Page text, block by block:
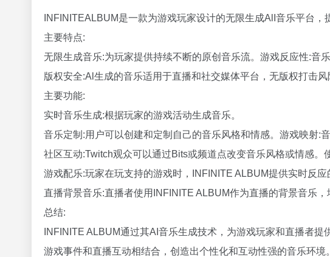
INFINITEALBUM是一款为游戏玩家设计的无限生成AlI音乐平台，
主要特点:
无限生成音乐:为玩家提供持续不断的原创音乐流。游戏反应性:音
版权安全:Al生成的音乐适用于直播和社交媒体平台，无版权打击
主要功能:
实时音乐生成:根据玩家的游戏活动生成音乐。
音乐定制:用户可以创建和定制自己的音乐风格和情感。游戏映射:
社区互动:Twitch观众可以通过Bits或频道点改变音乐风格或情感。
游戏配乐:玩家在玩支持的游戏时，INFINITE ALBUM提供实时反应
直播背景音乐:直播者使用INFINITE ALBUM作为直播的背景音乐
总结:
INFINITE ALBUM通过其AI音乐生成技术，为游戏玩家和直播者
游戏事件和直播互动相结合，创造出个性化和互动性强的音乐环境。